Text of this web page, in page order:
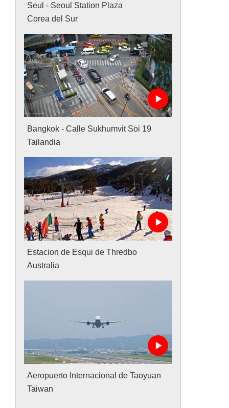
Seul - Seoul Station Plaza
Corea del Sur
Bangkok - Calle Sukhumvit Soi 19
Tailandia
Estacion de Esqui de Thredbo
Australia
Aeropuerto Internacional de Taoyuan
Taiwan